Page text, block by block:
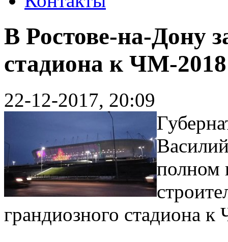
В Ростове-на-Дону
стадиона к ЧМ-2018
22-12-2017, 20:09
полном
грандиозного стадиона